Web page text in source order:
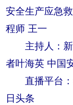
安全生产应急
程师 王一
主持人：新
者叶海英 中国
直播平台：
日头条